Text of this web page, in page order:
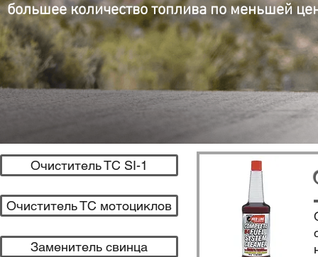
большее количество топлива по меньшей
Очиститель ТС SI-1
Очиститель ТС мотоциклов
Заменитель свинца